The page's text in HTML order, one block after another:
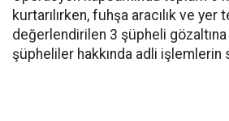
kurtarılırken, fuhşa aracılık ve yer
değerlendirilen 3 şüpheli gözaltına
şüpheliler hakkında adli